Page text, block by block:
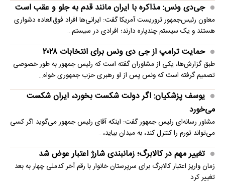
جی‌دی ونس: مذاکره با ایران مانند قدم به جلو و عقب است
معاون رئیس‌جمهور تروریست آمریکا گفت: ایرانی‌ها افراد فوق‌العاده دشواری
هستند و یک سیستم چندپاره دارند؛ افرادی در سیستم…
حمایت ترامپ از جی دی ونس برای انتخابات ۲۰۲۸
طبق گزارش‌ها، یکی از مشاوران گفته است که رئیس جمهور به طور خصوصی
تصمیم گرفته است که ونس پس از او رهبری حزب جمهوری خواه…
یوسف پزشکیان: اگر دولت شکست بخورد، ایران شکست
می‌خورد
مشاور رسانه‌ای رئیس جمهور گفت: اینکه آقای رئیس جمهور می‌گوید اگر کسی
می‌تواند تورم را کنترل کند، به میدان بیاید،…
تغییر مهم در کالابرگ؛ زمانبندی‌ شارژ اعتبار عوض شد
زمان واریز اعتبار کالابرگ برای سرپرستان خانوار با رقم آخر کدملی چهار به بعد
تغییر کرد